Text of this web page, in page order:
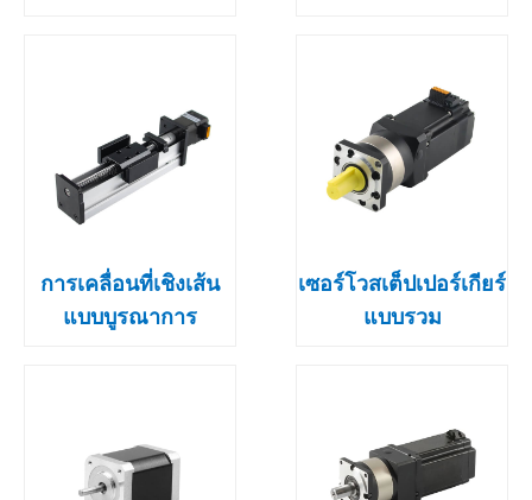
การเคลื่อนที่เชิงเส้น
แบบบูรณาการ
เซอร์โวสเต็ปเปอร์เกียร์
แบบรวม